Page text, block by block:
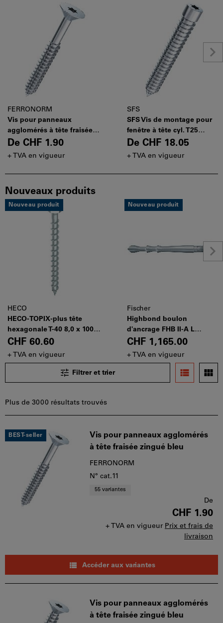
FERRONORM
Vis pour panneaux
agglomérés à tête fraisée
zingué bleu
De CHF 1.90
+ TVA en vigueur
SFS
SFS Vis de montage pour
fenêtre à tête cyl. T25
zingué bleu
De CHF 18.05
+ TVA en vigueur
Nouveaux produits
Nouveau produit
HECO
HECO-TOPIX-plus tête
hexagonale T-40 8,0 x 100,
zingué
CHF 60.60
+ TVA en vigueur
Nouveau produit
Fischer
Highbond boulon
d'ancrage FHB II-A L
M12x120/25
CHF 1,165.00
+ TVA en vigueur
Filtrer et trier
Plus de 3000 résultats trouvés
BEST-seller
Vis pour panneaux agglomérés
à tête fraisée zingué bleu
FERRONORM
N° cat.11
55 variantes
De
CHF 1.90
+ TVA en vigueur Prix et frais de
livraison
Accéder aux variantes
Vis pour panneaux agglomérés
à tête fraisée zingué bleu